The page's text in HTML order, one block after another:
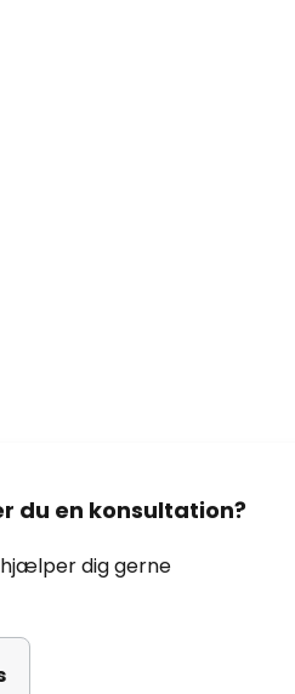
du en konsultation?
dig gerne